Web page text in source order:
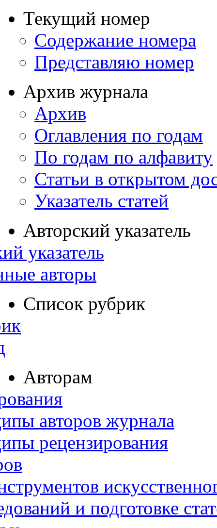
Текущий номер
Содержание номера
Представляю номер
Архив журнала
Архив
Оглавления по годам
По годам по алфавиту
Статьи в открытом
Указатель статей
Авторский указатель
указатель
авторы
Список рубрик
Авторам
авторов журнала
рецензирования
и подготовке